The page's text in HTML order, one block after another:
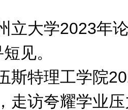
立大学2023年
见‌。
斯特理工学院
走访夸耀学业